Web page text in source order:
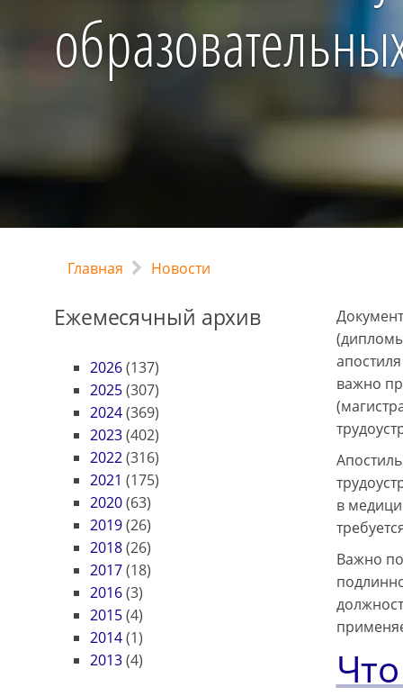
Главная Новости
Ежемесячный архив
2026(137)
2025(307)
2024(369)
2023(402)
2022(316)
2021 (175)
2020(63)
2019(26)
2018(26)
2017(18)
2016(3)
2015(4)
2014(1)
2013(4)
важно
в
Важно